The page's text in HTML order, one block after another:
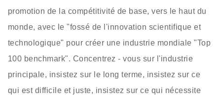
promotion de la compétitivité de base, vers le haut du
monde, avec le "fossé de l'innovation scientifique et
technologique" pour créer une industrie mondiale "Top
100 benchmark". Concentrez - vous sur l'industrie
principale, insistez sur le long terme, insistez sur ce
qui est difficile et juste, insistez sur ce qui nécessite